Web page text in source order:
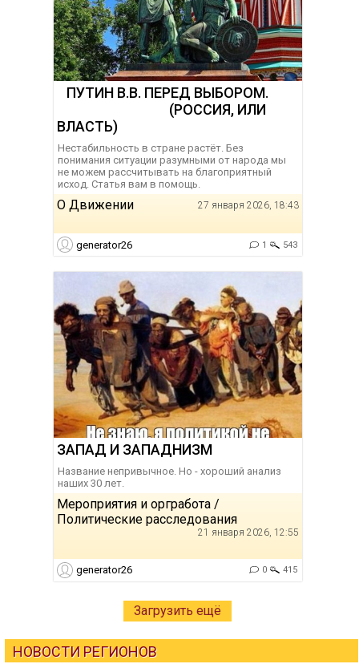
ПУТИН В.В. ПЕРЕД ВЫБОРОМ.
(РОССИЯ, ИЛИ
ВЛАСТЬ)
Нестабильность в стране растёт. Без
понимания ситуации разумными от народа мы
не можем рассчитывать на благоприятный
исход. Статья вам в помощь.
О Движении 27 января 2026, 18:43
generator26 1 543
ЗАПАД И ЗАПАДНИЗМ
Название непривычное. Но - хороший анализ
наших 30 лет.
Мероприятия и оргработа /
Политические расследования
21 января 2026, 12:55
generator26 0 415
Загрузить ещё
НОВОСТИ РЕГИОНОВ